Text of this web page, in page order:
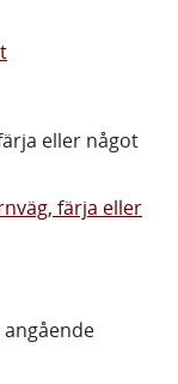
eller något
färja eller